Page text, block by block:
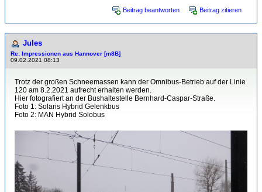
Beitrag beantworten Beitrag zitieren
Jules
Re: Impressionen aus Hannover [m8B]
09.02.2021 08:13
Trotz der großen Schneemassen kann der Omnibus-Betrieb auf der Linie
120 am 8.2.2021 aufrecht erhalten werden.
Hier fotografiert an der Bushaltestelle Bernhard-Caspar-Straße.
Foto 1: Solaris Hybrid Gelenkbus
Foto 2: MAN Hybrid Solobus